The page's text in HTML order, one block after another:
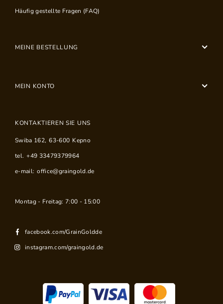
Häufig gestellte Fragen (FAQ)
MEINE BESTELLUNG
MEIN KONTO
KONTAKTIEREN SIE UNS
Swiba 162, 63-600 Kepno
tel. +49 33479379964
e-mail: office@graingold.de
Montag - Freitag: 7:00 - 15:00
facebook.com/GrainGoldde
instagram.com/graingold.de